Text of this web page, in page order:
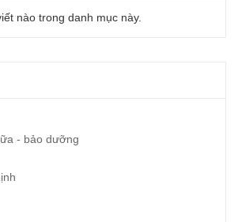
nào trong danh mục này.
- bảo dưỡng